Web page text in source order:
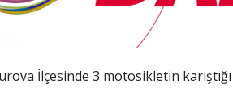
İlçesinde 3 motosikletin